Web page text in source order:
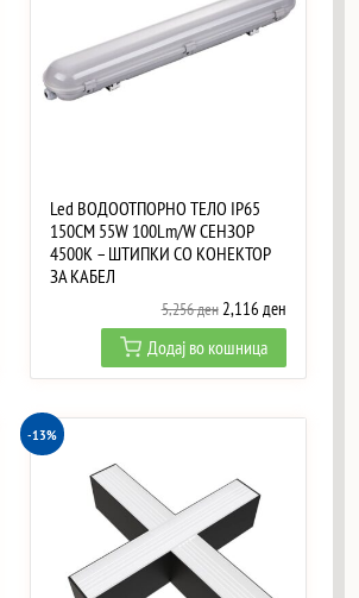
Led ВОДООТПОРНО ТЕЛО IP65
150CM 55W 100Lm/W СЕНЗОР
4500K – ШТИПКИ СО КОНЕКТОР
ЗА КАБЕЛ
5,256ден Original
price
was:
5,256 ден.
2,116 денCurrent
price
is:
2,116 ден.
Додај во кошница
-13%